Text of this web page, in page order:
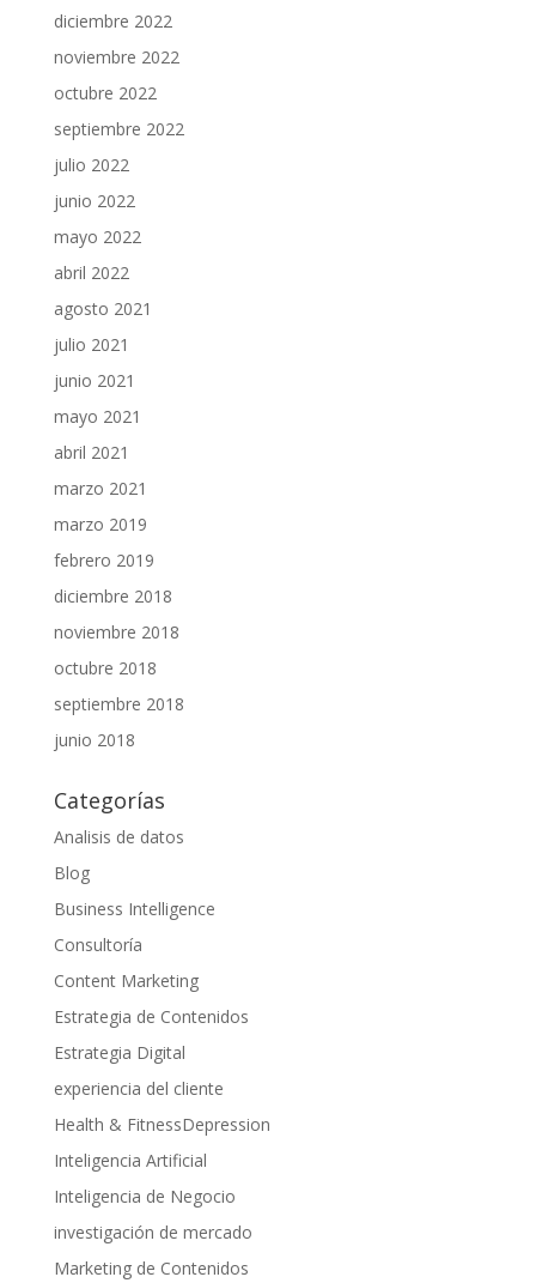
diciembre 2022
noviembre 2022
octubre 2022
septiembre 2022
julio 2022
junio 2022
mayo 2022
abril 2022
agosto 2021
julio 2021
junio 2021
mayo 2021
abril 2021
marzo 2021
marzo 2019
febrero 2019
diciembre 2018
noviembre 2018
octubre 2018
septiembre 2018
junio 2018
Categorías
Analisis de datos
Blog
Business Intelligence
Consultoría
Content Marketing
Estrategia de Contenidos
Estrategia Digital
experiencia del cliente
Health & FitnessDepression
Inteligencia Artificial
Inteligencia de Negocio
investigación de mercado
Marketing de Contenidos